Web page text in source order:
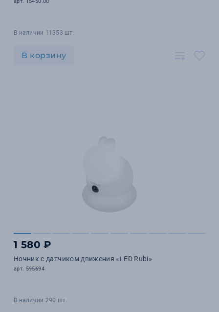
В наличии 11353 шт.
В корзину
1 580 ₽
Ночник c датчиком движения «LED Rubi»
арт. 595694
В наличии 290 шт.